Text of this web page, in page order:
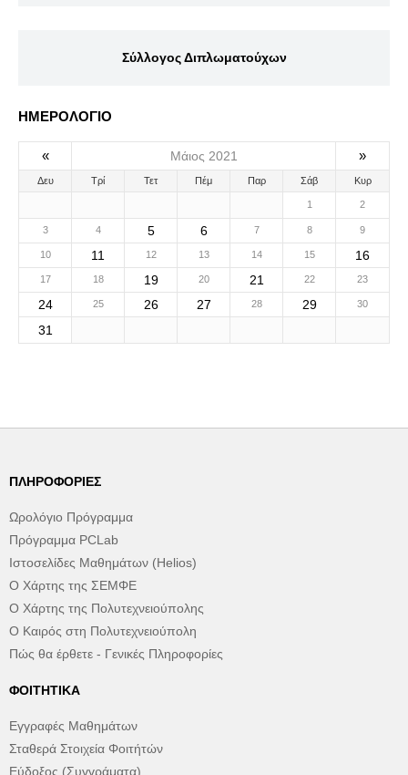
Σύλλογος Διπλωματούχων
ΗΜΕΡΟΛΟΓΙΟ
« Μάιος 2021 »
Δευ Τρί Τετ Πέμ Παρ Σάβ Κυρ
1 2
3 4 5 6 7 8 9
10 11 12 13 14 15 16
17 18 19 20 21 22 23
24 25 26 27 28 29 30
31
ΠΛΗΡΟΦΟΡΊΕΣ
Ωρολόγιο Πρόγραμμα
Πρόγραμμα PCLab
Ιστοσελίδες Μαθημάτων (Helios)
Ο Χάρτης της ΣΕΜΦΕ
Ο Χάρτης της Πολυτεχνειούπολης
Ο Καιρός στη Πολυτεχνειούπολη
Πώς θα έρθετε - Γενικές Πληροφορίες
ΦΟΙΤΗΤΙΚΆ
Εγγραφές Μαθημάτων
Σταθερά Στοιχεία Φοιτήτών
Εύδοξος (Συγγράματα)